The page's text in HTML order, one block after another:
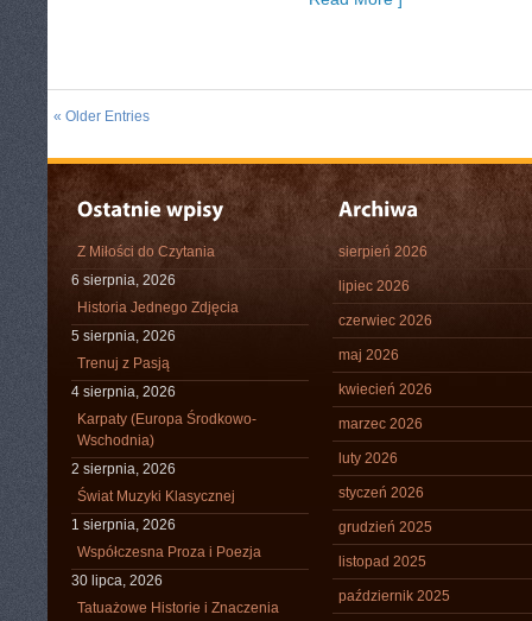
« Older Entries
Z Miłości do Czytania
6 sierpnia, 2026
Historia Jednego Zdjęcia
5 sierpnia, 2026
Trenuj z Pasją
4 sierpnia, 2026
Karpaty (Europa Środkowo-
Wschodnia)
2 sierpnia, 2026
Świat Muzyki Klasycznej
1 sierpnia, 2026
Współczesna Proza i Poezja
30 lipca, 2026
Tatuażowe Historie i Znaczenia
sierpień 2026
lipiec 2026
czerwiec 2026
maj 2026
kwiecień 2026
marzec 2026
luty 2026
styczeń 2026
grudzień 2025
listopad 2025
październik 2025